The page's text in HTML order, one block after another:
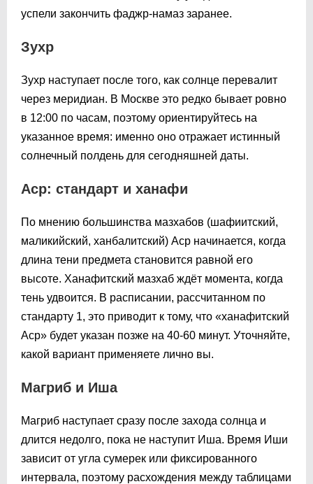
успели закончить фаджр-намаз заранее.
Зухр
Зухр наступает после того, как солнце перевалит
через меридиан. В Москве это редко бывает ровно
в 12:00 по часам, поэтому ориентируйтесь на
указанное время: именно оно отражает истинный
солнечный полдень для сегодняшней даты.
Аср: стандарт и ханафи
По мнению большинства мазхабов (шафиитский,
маликийский, ханбалитский) Аср начинается, когда
длина тени предмета становится равной его
высоте. Ханафитский мазхаб ждёт момента, когда
тень удвоится. В расписании, рассчитанном по
стандарту 1, это приводит к тому, что «ханафитский
Аср» будет указан позже на 40-60 минут. Уточняйте,
какой вариант применяете лично вы.
Магриб и Иша
Магриб наступает сразу после захода солнца и
длится недолго, пока не наступит Иша. Время Иши
зависит от угла сумерек или фиксированного
интервала, поэтому расхождения между таблицами